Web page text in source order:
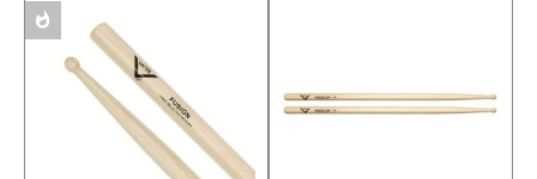
Vicentina
(1)
Categoria
whatshot